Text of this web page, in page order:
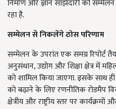
निर्माण और ज्ञान साझेदारी को
रहा है.
सम्मेलन से निकलेंगे ठोस परिणाम
सम्मेलन के उपरांत एक समग्र रिपोर्ट
अनुसंधान, उद्योग और शिक्षा क्षेत्र में
को शामिल किया जाएगा. इसके साथ
को बढ़ाने के लिए रणनीतिक रोडमैप
क्षेत्रीय और राष्ट्रीय स्तर पर कार्यक्रमों